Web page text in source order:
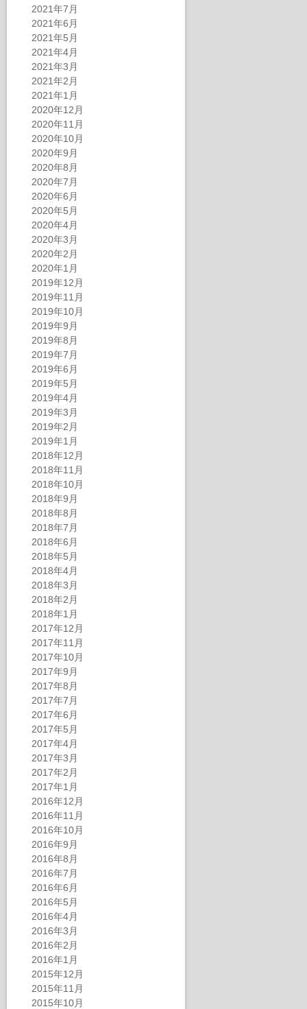
2021年7月
2021年6月
2021年5月
2021年4月
2021年3月
2021年2月
2021年1月
2020年12月
2020年11月
2020年10月
2020年9月
2020年8月
2020年7月
2020年6月
2020年5月
2020年4月
2020年3月
2020年2月
2020年1月
2019年12月
2019年11月
2019年10月
2019年9月
2019年8月
2019年7月
2019年6月
2019年5月
2019年4月
2019年3月
2019年2月
2019年1月
2018年12月
2018年11月
2018年10月
2018年9月
2018年8月
2018年7月
2018年6月
2018年5月
2018年4月
2018年3月
2018年2月
2018年1月
2017年12月
2017年11月
2017年10月
2017年9月
2017年8月
2017年7月
2017年6月
2017年5月
2017年4月
2017年3月
2017年2月
2017年1月
2016年12月
2016年11月
2016年10月
2016年9月
2016年8月
2016年7月
2016年6月
2016年5月
2016年4月
2016年3月
2016年2月
2016年1月
2015年12月
2015年11月
2015年10月